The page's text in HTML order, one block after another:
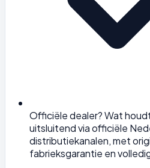
Officiële dealer? Wat
uitsluitend via officiële
distributiekanalen, met
fabrieksgarantie en